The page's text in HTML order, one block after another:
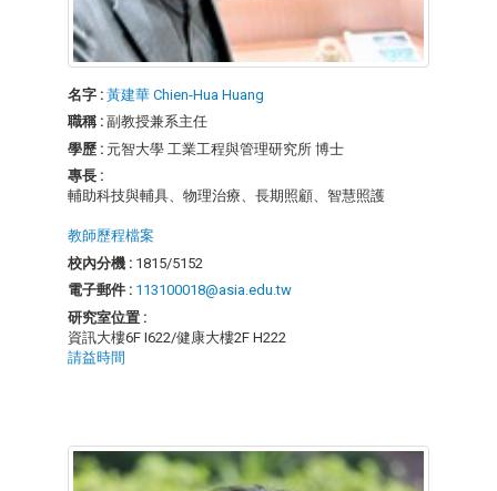
名字 : 黃建華 Chien-Hua Huang
職稱 : 副教授兼系主任
學歷 : 元智大學 工業工程與管理研究所 博士
專長 :
輔助科技與輔具、物理治療、長期照顧、智慧照護
教師歷程檔案
校內分機 : 1815/5152
電子郵件 : 113100018@asia.edu.tw
研究室位置 :
資訊大樓6F I622/健康大樓2F H222
請益時間